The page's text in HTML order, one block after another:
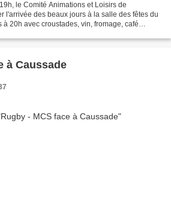
le Comité Animations et Loisirs de
l'arrivée des beaux jours à la salle des fêtes du
20h avec croustades, vin, fromage, café
à Caussade